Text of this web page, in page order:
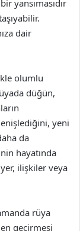
yansımasıdır
dair
olumlu
düğün,
yeni
da
hayatında
ilişkiler veya
rüya
geçirmesi